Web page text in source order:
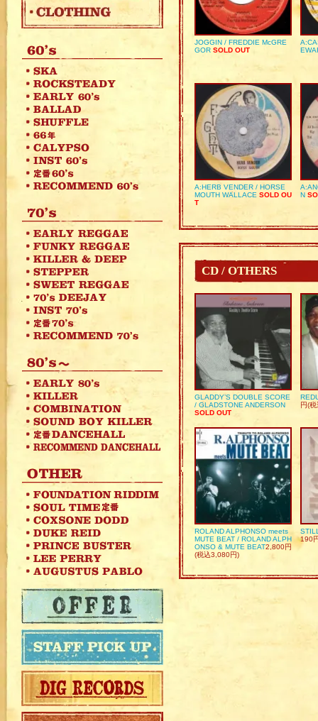
JOGGIN / FREDDIE McGRE
GOR SOLD OUT
A:HERB VENDER / HORSE
MOUTH WALLACE SOLD OU
T
N
CD / OTHERS
GLADDY’S DOUBLE SCORE
/ GLADSTONE ANDERSON
SOLD OUT
円(
ROLAND ALPHONSO meets
MUTE BEAT / ROLAND ALPH
ONSO & MUTE BEAT2,800円
(税込3,080円)
190